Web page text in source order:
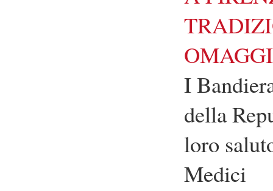
OMAGGI
I
della
loro
Medici